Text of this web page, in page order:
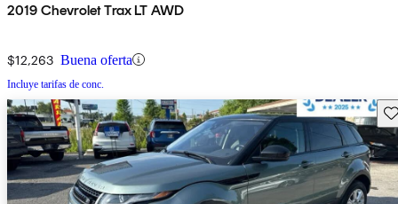
2019 Chevrolet Trax LT AWD
$12,263 Buena oferta
Incluye tarifas de conc.